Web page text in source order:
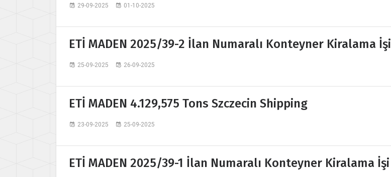
29-09-2025 01-10-2025
ETİ MADEN 2025/39-2 İlan Numaralı Konteyner Kiralama İşi
25-09-2025 26-09-2025
ETİ MADEN 4.129,575 Tons Szczecin Shipping
23-09-2025 25-09-2025
ETİ MADEN 2025/39-1 İlan Numaralı Konteyner Kiralama İşi